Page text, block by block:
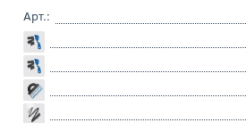
Арт.: